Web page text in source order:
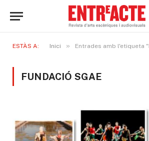
ESTÀS A: Inici » Entrades amb l'etiqueta
FUNDACIÓ SGAE